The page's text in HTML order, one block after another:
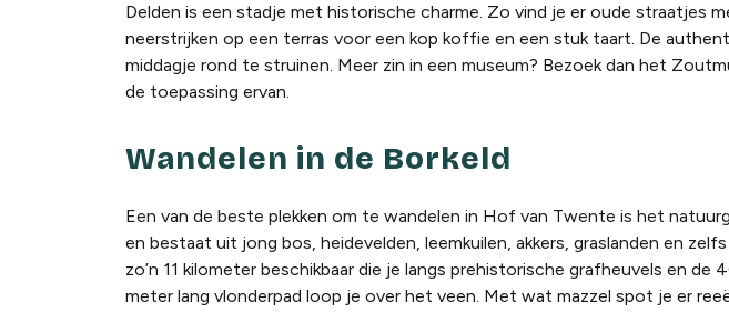
Delden is een stadje met historische charme. Zo vind je er oude straatjes
neerstrijken op een terras voor een kop koffie en een stuk taart. De
middagje rond te struinen. Meer zin in een museum? Bezoek dan het
de toepassing ervan.
Wandelen in de Borkeld
Een van de beste plekken om te wandelen in Hof van Twente is het
en bestaat uit jong bos, heidevelden, leemkuilen, akkers, graslanden en
zo’n 11 kilometer beschikbaar die je langs prehistorische grafheuvels en de
meter lang vlonderpad loop je over het veen. Met wat mazzel spot je er